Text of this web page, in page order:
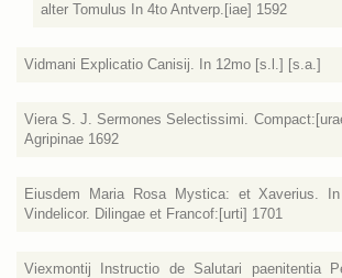
alter Tomulus In 4to Antverp.[iae] 1592
Vidmani Explicatio Canisij. In 12mo [s.l.] [s.a.]
Viera S. J. Sermones Selectissimi.
Agripinae 1692
Eiusdem Maria Rosa Mystica: et Xaverius.
Vindelicor. Dilingae et Francof:[urti] 1701
Viexmontij Instructio de Salutari paenitentia